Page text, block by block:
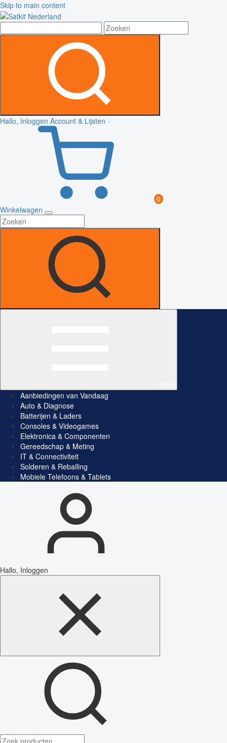
Skip to main content
Hallo, Inloggen Account & Lijsten
0
Winkelwagen
Aanbiedingen van Vandaag
Auto & Diagnose
Batterijen & Laders
Consoles & Videogames
Elektronica & Componenten
Gereedschap & Meting
IT & Connectiviteit
Solderen & Reballing
Mobiele Telefoons & Tablets
Hallo, Inloggen